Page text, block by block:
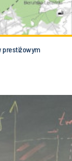
prestiżowym